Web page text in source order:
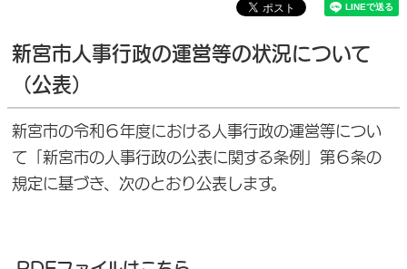
新宮市人事行政の運営等の状況について
（公表）
新宮市の令和６年度における人事行政の運営等につい
て「新宮市の人事行政の公表に関する条例」第６条の
規定に基づき、次のとおり公表します。